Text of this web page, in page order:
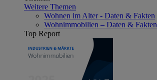
Weitere Themen
Wohnen im Alter - Daten & Fakten
Wohnimmobilien – Daten & Fakten
Top Report